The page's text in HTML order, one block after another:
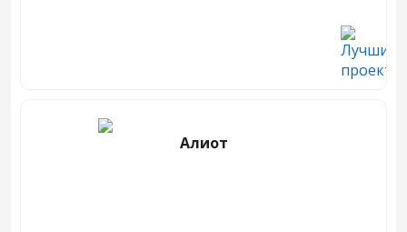
Алиот